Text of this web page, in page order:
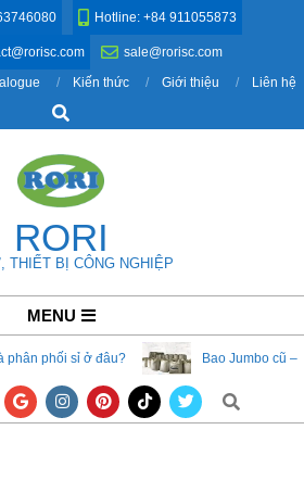
Hotline: +84 911055873
sale@rorisc.com
Kiến thức Giới thiệu
Liên hệ
Search
RORI
THIẾT BỊ CÔNG NGHIỆP
MENU
phân phối sỉ ở đâu? Bao Jumbo cũ –
Search